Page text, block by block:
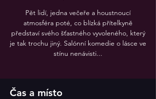
Pět lidí, jedna večeře a houstnoucí
atmosféra poté, co blízká přítelkyně
představí svého šťastného vyvoleného, který
je tak trochu jiný. Salónní komedie o lásce ve
stínu nenávisti...
Čas a místo